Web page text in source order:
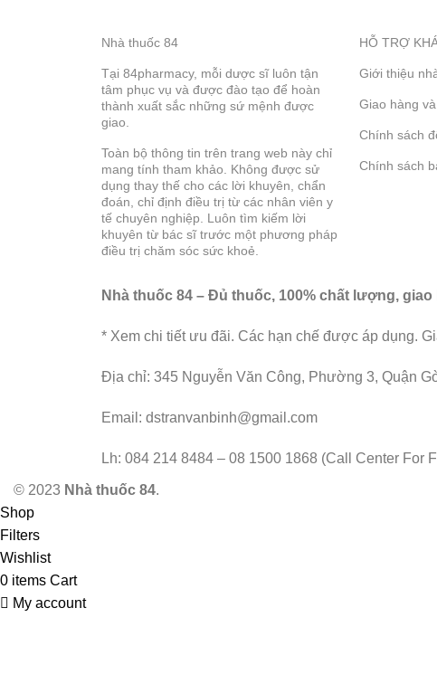
Nhà thuốc 84
Tại 84pharmacy, mỗi dược sĩ luôn tận
tâm phục vụ và được đào tạo để hoàn
thành xuất sắc những sứ mệnh được
giao.
Toàn bộ thông tin trên trang web này chỉ
mang tính tham khảo. Không được sử
dụng thay thế cho các lời khuyên, chẩn
đoán, chỉ định điều trị từ các nhân viên y
tế chuyên nghiệp. Luôn tìm kiếm lời
khuyên từ bác sĩ trước một phương pháp
điều trị chăm sóc sức khoẻ.
HỖ TRỢ
Giới thiệu
Giao hàng
Chính sách
Chính sách
Nhà thuốc 84 – Đủ thuốc, 100% chất lượng, giao
* Xem chi tiết ưu đãi. Các hạn chế được áp dụng.
Địa chỉ: 345 Nguyễn Văn Công, Phường 3, Quận
Email: dstranvanbinh@gmail.com
Lh: 084 214 8484 – 08 1500 1868 (Call Center For
© 2023 Nhà thuốc 84.
Shop
Filters
Wishlist
0 items Cart
My account